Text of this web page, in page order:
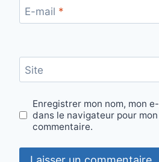
E-mail *
Site
Enregistrer mon nom, mon
dans le navigateur pour
commentaire.